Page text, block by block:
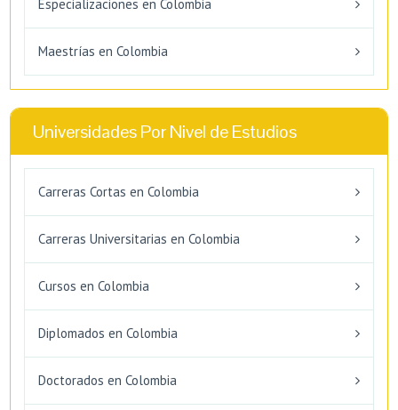
Especializaciones en Colombia
Maestrías en Colombia
Universidades Por Nivel de Estudios
Carreras Cortas en Colombia
Carreras Universitarias en Colombia
Cursos en Colombia
Diplomados en Colombia
Doctorados en Colombia